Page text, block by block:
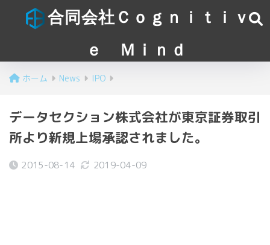
合同会社Ｃｏｇｎｉｔｉｖ
ｅ Ｍｉｎｄ
ホーム News IPO
データセクション株式会社が東京証券取引
所より新規上場承認されました。
2015-08-14 2019-04-09